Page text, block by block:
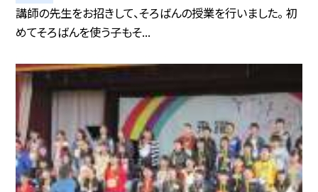
講師の先生をお招きして、そろばんの授業を行いました。 初
めてそろばんを使う子もそ...